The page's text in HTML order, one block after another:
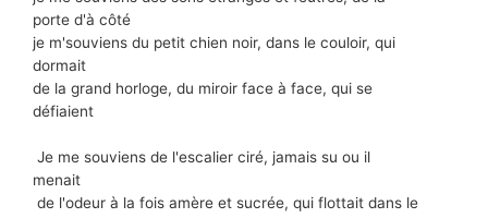
porte d'à côté
je m'souviens du petit chien noir, dans le couloir, qui
dormait
de la grand horloge, du miroir face à face, qui se
défiaient
Je me souviens de l'escalier ciré, jamais su ou il
menait
de l'odeur à la fois amère et sucrée, qui flottait dans le